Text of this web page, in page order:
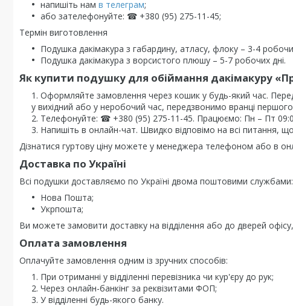
напишіть нам в телеграм;
або зателефонуйте: ☎ +380 (95) 275-11-45;
Термін виготовлення
Подушка дакімакура з габардину, атласу, флоку – 3-4
Подушка дакімакура з ворсистого плюшу – 5-7 робочих дні.
Як купити подушку для обіймання дакімакуру «
Оформляйте замовлення через кошик у будь-який час.
у вихідний або у неробочий час, передзвонимо вранці
Телефонуйте: ☎ +380 (95) 275-11-45. Працюємо: Пн – Пт
Напишіть в онлайн-чат. Швидко відповімо на всі питання,
Дізнатися гуртову ціну можете у менеджера телефоном або в
Доставка по Україні
Всі подушки доставляємо по Україні двома поштовими службами:
Нова Пошта;
Укрпошта;
Ви можете замовити доставку на відділення або до дверей
Оплата замовлення
Оплачуйте замовлення одним із зручних способів:
При отриманні у відділенні перевізника чи кур'єру до рук;
Через онлайн-банкінг за реквізитами ФОП;
У відділенні будь-якого банку.